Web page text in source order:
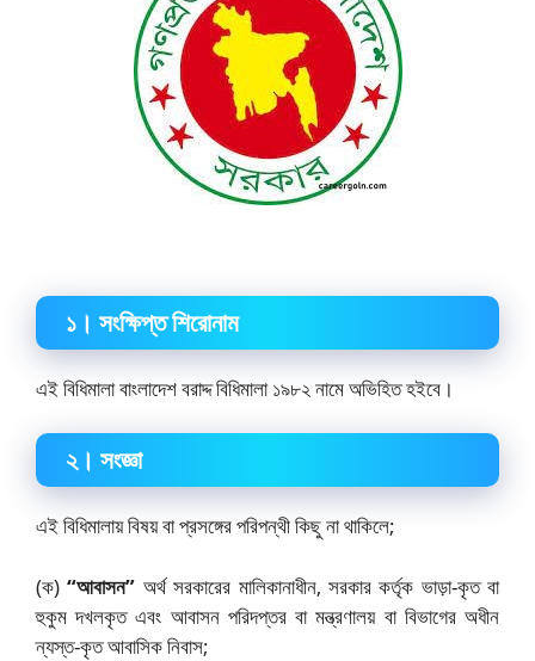
১ । সংক্ষিপ্ত শিরোনাম
এই বিধিমালা বাংলাদেশ বরাদ্দ বিধিমালা ১৯৮২ নামে অভিহিত হইবে।
২। সংজ্ঞা
এই বিধিমালায় বিষয় বা প্রসঙ্গের পরিপন্থী কিছু না থাকিলে;
(ক) “আবাসন” অর্থ সরকারের মালিকানাধীন, সরকার কর্তৃক ভাড়া-কৃত বা
হুকুম দখলকৃত এবং আবাসন পরিদপ্তর বা মন্ত্রণালয় বা বিভাগের অধীন
ন্যস্ত-কৃত আবাসিক নিবাস;